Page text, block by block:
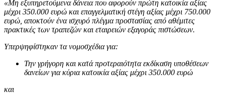
«Μη εξυπηρετούμενα δάνεια που αφορούν πρώτη κατοικία αξίας
μέχρι 350.000 ευρώ και επαγγελματική στέγη αξίας μέχρι 750.000
ευρώ, αποκτούν ένα ισχυρό πλέγμα προστασίας από αθέμιτες
πρακτικές των τραπεζών και εταιρειών εξαγοράς πιστώσεων.
Υπερψηφίστηκαν τα νομοσχέδια για:
Την γρήγορη και κατά προτεραιότητα εκδίκαση υποθέσεων
δανείων για κύρια κατοικία αξίας μέχρι 350.000 ευρώ
και